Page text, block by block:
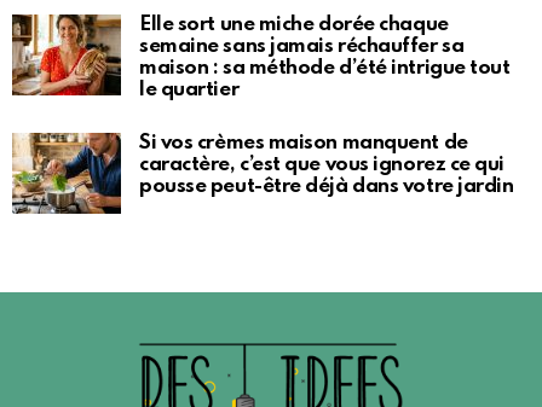
Elle sort une miche dorée chaque
semaine sans jamais réchauffer sa
maison : sa méthode d’été intrigue tout
le quartier
Si vos crèmes maison manquent de
caractère, c’est que vous ignorez ce qui
pousse peut-être déjà dans votre jardin